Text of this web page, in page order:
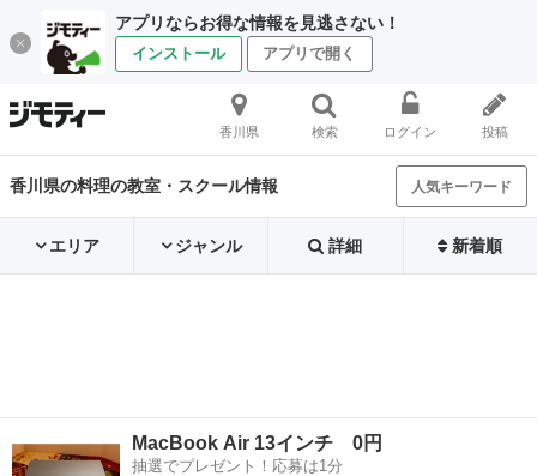
アプリならお得な情報を見逃さない！
インストール アプリで開く
香川県 検索 ログイン 投稿
香川県の料理の教室・スクール情報 人気キーワード
エリア ジャンル 詳細 新着順
MacBook Air 13インチ 0円
抽選でプレゼント！応募は1分